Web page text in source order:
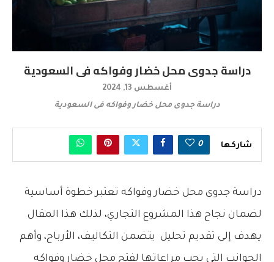
دراسة جدوى محل خضار وفواكه فى السعودية
أغسطس 13, 2024
دراسة جدوى محل خضار وفواكه فى السعودية
شاركها 0
دراسة جدوى محل خضار وفواكه تعتبر خطوة أساسية
لضمان نجاح هذا المشروع التجاري، لذلك هذا المقال
يهدف إلى تقديم تحليل يتضمن التكاليف، الأرباح، وأهم
الجوانب التي يجب مراعاتها لفتح محل خضار وفواكه